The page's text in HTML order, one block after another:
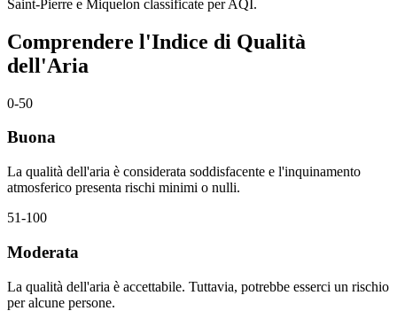
Saint-Pierre e Miquelon classificate per AQI.
Comprendere l'Indice di Qualità
dell'Aria
0-50
Buona
La qualità dell'aria è considerata soddisfacente e l'inquinamento
atmosferico presenta rischi minimi o nulli.
51-100
Moderata
La qualità dell'aria è accettabile. Tuttavia, potrebbe esserci un rischio
per alcune persone.